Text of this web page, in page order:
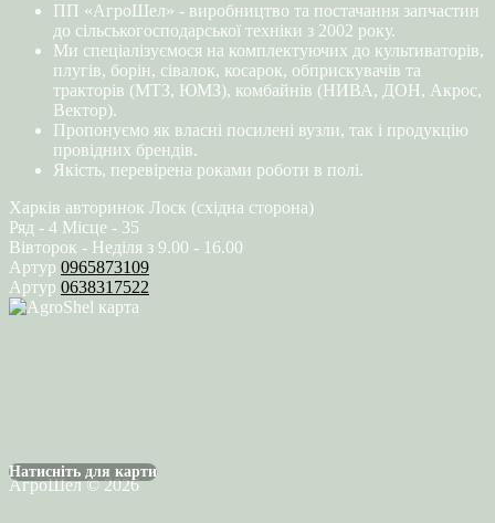
ПП «АгроШел» - виробництво та постачання запчастин
до сільськогосподарської техніки з 2002 року.
Ми спеціалізуємося на комплектуючих до культиваторів,
плугів, борін, сівалок, косарок, обприскувачів та
тракторів (МТЗ, ЮМЗ), комбайнів (НИВА, ДОН, Акрос,
Вектор).
Пропонуємо як власні посилені вузли, так і продукцію
провідних брендів.
Якість, перевірена роками роботи в полі.
Харків авторинок Лоск (східна сторона)
Ряд - 4 Місце - 35
Вівторок - Неділя з 9.00 - 16.00
Артур 0965873109
Артур 0638317522
Натисніть для карти
АгроШел © 2026